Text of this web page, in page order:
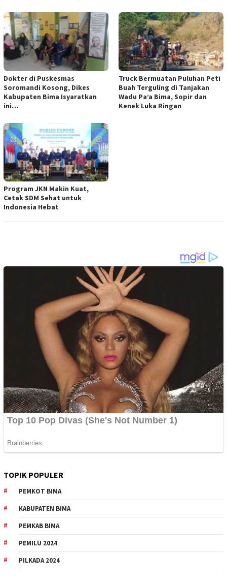
Dokter di Puskesmas
Soromandi Kosong, Dikes
Kabupaten Bima Isyaratkan
ini…
Truck Bermuatan Puluhan Peti
Buah Terguling di Tanjakan
Wadu Pa’a Bima, Sopir dan
Kenek Luka Ringan
Program JKN Makin Kuat,
Cetak SDM Sehat untuk
Indonesia Hebat
TOPIK POPULER
PEMKOT BIMA
KABUPATEN BIMA
PEMKAB BIMA
PEMILU 2024
PILKADA 2024